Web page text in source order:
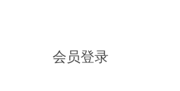
会员登录